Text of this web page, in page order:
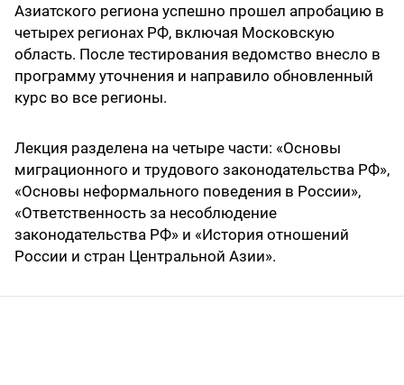
Азиатского региона успешно прошел апробацию в
четырех регионах РФ, включая Московскую
область. После тестирования ведомство внесло в
программу уточнения и направило обновленный
курс во все регионы.
Лекция разделена на четыре части: «Основы
миграционного и трудового законодательства РФ»,
«Основы неформального поведения в России»,
«Ответственность за несоблюдение
законодательства РФ» и «История отношений
России и стран Центральной Азии».